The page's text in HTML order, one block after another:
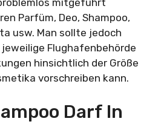
Parfüm, Deo, Shampoo,
usw. Man sollte jedoch
Flughafenbehörde
hinsichtlich der Größe
vorschreiben kann.
Darf In